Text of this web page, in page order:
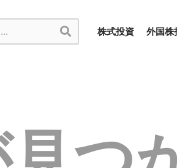
株式投資 外国株